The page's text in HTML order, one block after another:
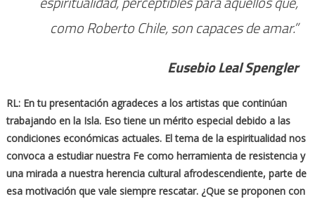
como Roberto Chile, son capaces de amar.”
Eusebio Leal Spengler
RL: En tu presentación agradeces a los artistas que continúan
trabajando en la Isla. Eso tiene un mérito especial debido a las
condiciones económicas actuales. El tema de la espiritualidad nos
convoca a estudiar nuestra Fe como herramienta de resistencia y
una mirada a nuestra herencia cultural afrodescendiente, parte de
esa motivación que vale siempre rescatar. ¿Que se proponen con